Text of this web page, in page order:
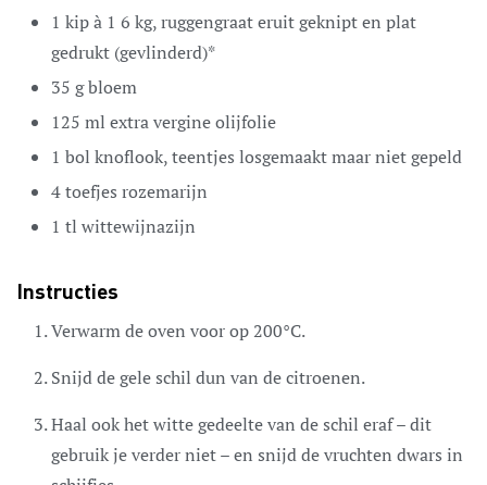
1 kip à 1 6 kg, ruggengraat eruit geknipt en plat
gedrukt (gevlinderd)*
35 gbloem
125 ml extra vergine olijfolie
1 bol knoflook,teentjes losgemaakt maar niet gepeld
4toefjes rozemarijn
1 tl wittewijnazijn
Instructies
Verwarm de oven voor op 200°C.
Snijd de gele schil dun van de citroenen.
Haal ook het witte gedeelte van de schil eraf – dit
gebruik je verder niet – en snijd de vruchten dwars in